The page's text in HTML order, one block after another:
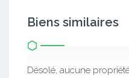
Biens similaires
Désolé, aucune